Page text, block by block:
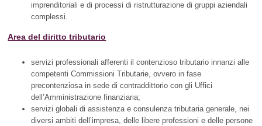
imprenditoriali e di processi di ristrutturazione di gruppi aziendali
complessi.
Area del diritto tributario
servizi professionali afferenti il contenzioso tributario innanzi alle
competenti Commissioni Tributarie, ovvero in fase
precontenziosa in sede di contraddittorio con gli Uffici
dell’Amministrazione finanziaria;
servizi globali di assistenza e consulenza tributaria generale, nei
diversi ambiti dell’impresa, delle libere professioni e delle persone